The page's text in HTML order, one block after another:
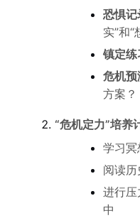
恐惧记
实”和“
镇定练
危机预
方案？
“危机定力”培养
学习冥
阅读
进行压
中